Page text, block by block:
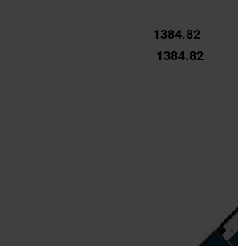
1384.82
1384.82